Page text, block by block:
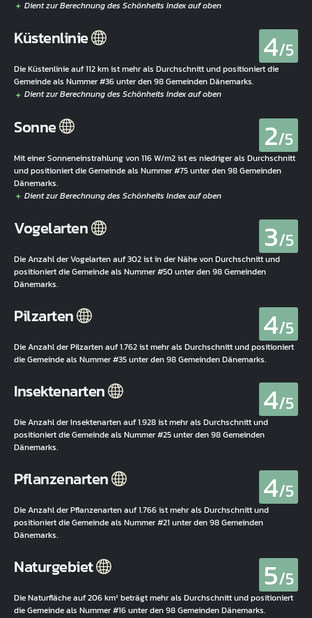
Küstenlinie 4/5
Die Küstenlinie auf 112 km ist mehr als Durchschnitt und positioniert die
Gemeinde als Nummer #36 unter den 98 Gemeinden Dänemarks.
Sonne 2/5
Mit einer Sonneneinstrahlung von 116 W/m2 ist es niedriger als Durchschnitt
und positioniert die Gemeinde als Nummer #75 unter den 98 Gemeinden
Dänemarks.
Vogelarten 3/5
Die Anzahl der Vogelarten auf 302 ist in der Nähe von Durchschnitt und
positioniert die Gemeinde als Nummer #50 unter den 98 Gemeinden
Dänemarks.
Pilzarten 4/5
Die Anzahl der Pilzarten auf 1.762 ist mehr als Durchschnitt und positioniert
die Gemeinde als Nummer #35 unter den 98 Gemeinden Dänemarks.
Insektenarten 4/5
Die Anzahl der Insektenarten auf 1.928 ist mehr als Durchschnitt und
positioniert die Gemeinde als Nummer #25 unter den 98 Gemeinden
Dänemarks.
Pflanzenarten 4/5
Die Anzahl der Pflanzenarten auf 1.766 ist mehr als Durchschnitt und
positioniert die Gemeinde als Nummer #21 unter den 98 Gemeinden
Dänemarks.
Naturgebiet 5/5
Die Naturfläche auf 206 km² beträgt mehr als Durchschnitt und positioniert
die Gemeinde als Nummer #16 unter den 98 Gemeinden Dänemarks.